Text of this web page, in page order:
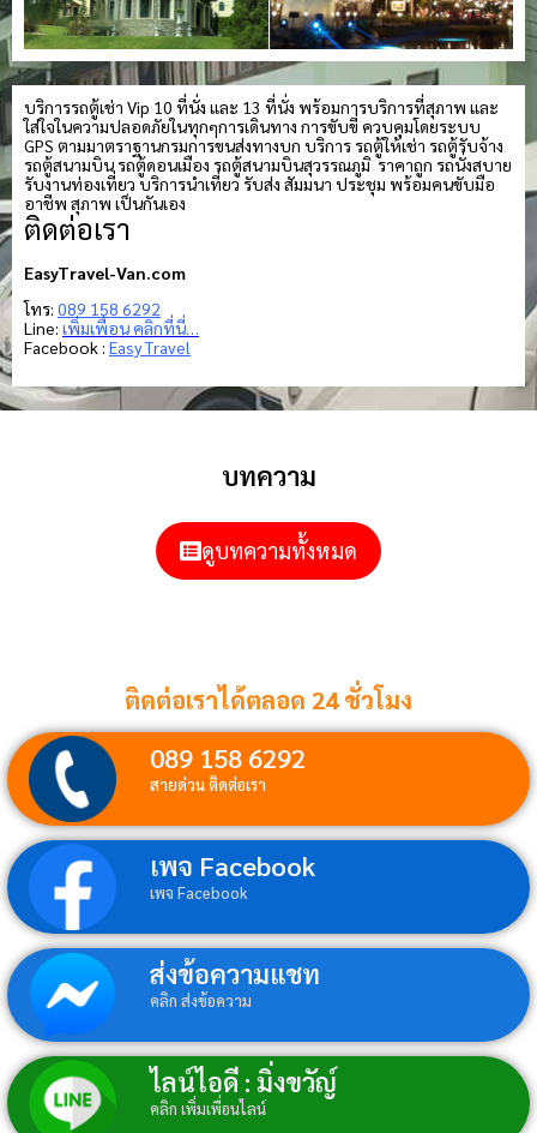
บริการรถตู้เช่า Vip 10 ที่นั่ง และ 13 ที่นั่ง พร้อมการบริการที่สุภาพ และ
ใส่ใจในความปลอดภัยในทุกๆการเดินทาง การขับขี่ ควบคุมโดยระบบ
GPS ตามมาตราฐานกรมการขนส่งทางบก บริการ รถตู้ให้เช่า รถตู้รับจ้าง
รถตู้สนามบิน รถตู้ดอนเมือง รถตู้สนามบินสุวรรณภูมิ ราคาถูก รถนั่งสบาย
รับงานท่องเที่ยว บริการนำเที่ยว รับส่ง สัมมนา ประชุม พร้อมคนขับมือ
อาชีพ สุภาพ เป็นกันเอง
ติดต่อเรา
EasyTravel-Van.com
โทร: 089 158 6292
Line: เพิ่มเพื่อน คลิกที่นี่…
Facebook : Easy Travel
บทความ
ดูบทความทั้งหมด
ติดต่อเราได้ตลอด 24 ชั่วโมง
089 158 6292
สายด่วน ติดต่อเรา
เพจ Facebook
เพจ Facebook
ส่งข้อความแชท
คลิก ส่งข้อความ
ไลน์ไอดี : มิ่งขวัญ์
คลิก เพิ่มเพื่อนไลน์